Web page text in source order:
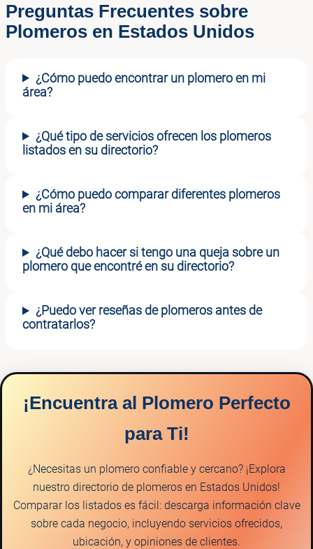
Preguntas Frecuentes sobre
Plomeros en Estados Unidos
¿Cómo puedo encontrar un plomero en mi
área?
¿Qué tipo de servicios ofrecen los plomeros
listados en su directorio?
¿Cómo puedo comparar diferentes plomeros
en mi área?
¿Qué debo hacer si tengo una queja sobre un
plomero que encontré en su directorio?
¿Puedo ver reseñas de plomeros antes de
contratarlos?
¡Encuentra al Plomero Perfecto
para Ti!
¿Necesitas un plomero confiable y cercano? ¡Explora
nuestro directorio de plomeros en Estados Unidos!
Comparar los listados es fácil: descarga información clave
sobre cada negocio, incluyendo servicios ofrecidos,
ubicación, y opiniones de clientes.